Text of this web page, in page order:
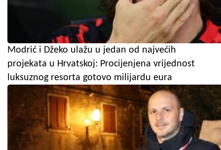
Modrić i Džeko ulažu u jedan od najvećih
projekata u Hrvatskoj: Procijenjena vrijednost
luksuznog resorta gotovo milijardu eura